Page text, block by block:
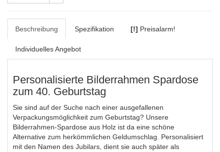
Beschreibung Spezifikation [!] Preisalarm!
Individuelles Angebot
Personalisierte Bilderrahmen Spardose
zum 40. Geburtstag
Sie sind auf der Suche nach einer ausgefallenen
Verpackungsmöglichkeit zum Geburtstag? Unsere
Bilderrahmen-Spardose aus Holz ist da eine schöne
Alternative zum herkömmlichen Geldumschlag. Personalisiert
mit den Namen des Jubilars, dient sie auch später als